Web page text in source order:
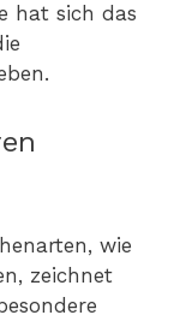
hat sich das
wie
zeichnet